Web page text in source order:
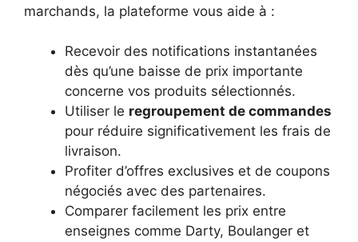
marchands, la plateforme vous aide à :
Recevoir des notifications instantanées
dès qu’une baisse de prix importante
concerne vos produits sélectionnés.
Utiliser le regroupement de commandes
pour réduire significativement les frais de
livraison.
Profiter d’offres exclusives et de coupons
négociés avec des partenaires.
Comparer facilement les prix entre
enseignes comme Darty, Boulanger et